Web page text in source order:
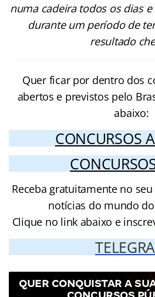
numa cadeira todos os dias
durante um período de
resultado
Quer ficar por dentro dos
abertos e previstos pelo
abaixo:
CONCURSOS
Receba gratuitamente no
notícias do mundo
Clique no link abaixo e
QUER CONQUISTAR A